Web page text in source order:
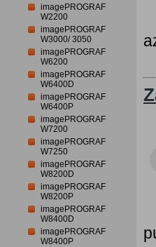
imagePROGRAF
W2200
imagePROGRAF
W3000/ 3050
imagePROGRAF
W6200
imagePROGRAF
W6400D
imagePROGRAF
W6400P
imagePROGRAF
W7200
imagePROGRAF
W7250
imagePROGRAF
W8200D
imagePROGRAF
W8200P
imagePROGRAF
W8400D
imagePROGRAF
W8400P